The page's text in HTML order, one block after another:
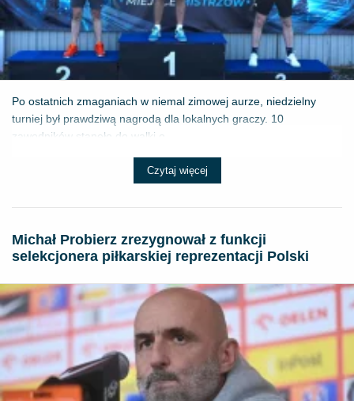
Po ostatnich zmaganiach w niemal zimowej aurze, niedzielny
turniej był prawdziwą nagrodą dla lokalnych graczy. 10
zawodników stanęło do walki o ...
Czytaj więcej
Michał Probierz zrezygnował z funkcji
selekcjonera piłkarskiej reprezentacji Polski